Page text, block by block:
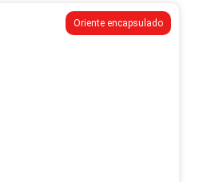
Oriente encapsulado